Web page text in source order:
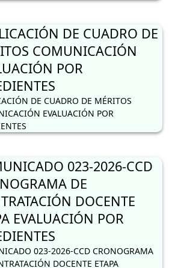
DE CUADRO DE
COMUNICACIÓN
POR
DE CUADRO DE MÉRITOS
EVALUACIÓN POR
023-2026-CCD
DE
DOCENTE
EVALUACIÓN POR
023-2026-CCD CRONOGRAMA
DOCENTE ETAPA